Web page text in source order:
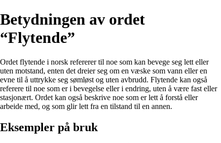
Betydningen av ordet
“Flytende”
Ordet flytende i norsk refererer til noe som kan bevege seg lett eller
uten motstand, enten det dreier seg om en væske som vann eller en
evne til å uttrykke seg sømløst og uten avbrudd. Flytende kan også
referere til noe som er i bevegelse eller i endring, uten å være fast eller
stasjonært. Ordet kan også beskrive noe som er lett å forstå eller
arbeide med, og som glir lett fra en tilstand til en annen.
Eksempler på bruk